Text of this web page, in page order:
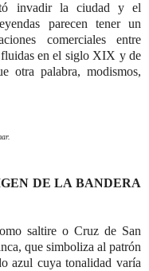
invadir la ciudad y el
parecen tener un
comerciales entre
en el siglo XIX y de
otra palabra, modismos,
DE LA BANDERA
saltire o Cruz de San
que simboliza al patrón
azul cuya tonalidad varía